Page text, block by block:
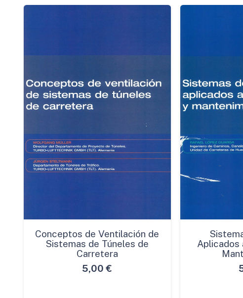
Conceptos de Ventilación de
Sistemas de Túneles de
Carretera
5,00 €
Aplicados